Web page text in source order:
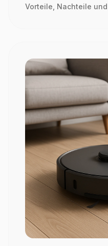
Vorteile, Nachteile